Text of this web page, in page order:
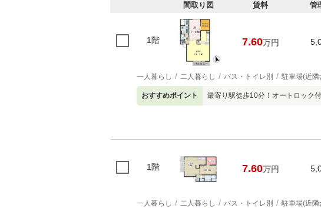
間取り図 賃料 管
1階 7.60万円
一人暮らし 二人暮らし バス・トイレ別 駐車場(近隣
おすすめポイント 最寄り駅徒歩10分！オートロック
1階 7.60万円
一人暮らし 二人暮らし バス・トイレ別 駐車場(近隣